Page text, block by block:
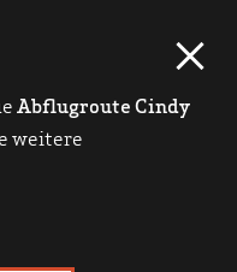
Abflugroute Cindy
weitere